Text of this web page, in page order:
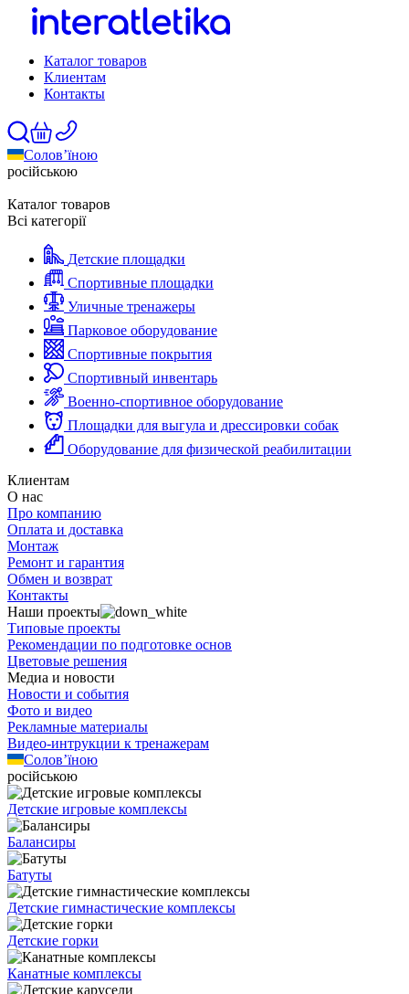
Каталог товаров
Клиентам
Контакты
Солов’їною
російською
Каталог товаров
Всі категорії
Детские площадки
Спортивные площадки
Уличные тренажеры
Парковое оборудование
Спортивные покрытия
Спортивный инвентарь
Военно-спортивное оборудование
Площадки для выгула и дрессировки собак
Оборудование для физической реабилитации
Клиентам
О нас
Про компанию
Оплата и доставка
Монтаж
Ремонт и гарантия
Обмен и возврат
Контакты
Наши проекты
Типовые проекты
Рекомендации по подготовке основ
Цветовые решения
Медиа и новости
Новости и события
Фото и видео
Рекламные материалы
Видео-интрукции к тренажерам
Солов’їною
російською
Детские игровые комплексы
Балансиры
Батуты
Детские гимнастические комплексы
Детские горки
Канатные комплексы